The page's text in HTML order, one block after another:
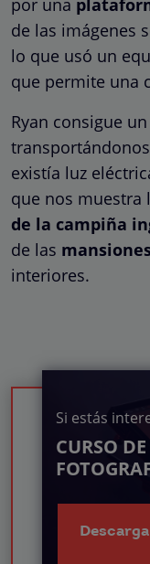
por una
de las imágenes
lo que usó un
que permite una
Ryan consigue
existía luz
que nos muestra
de la campiña
de las
interiores.
Si estás
CURSO